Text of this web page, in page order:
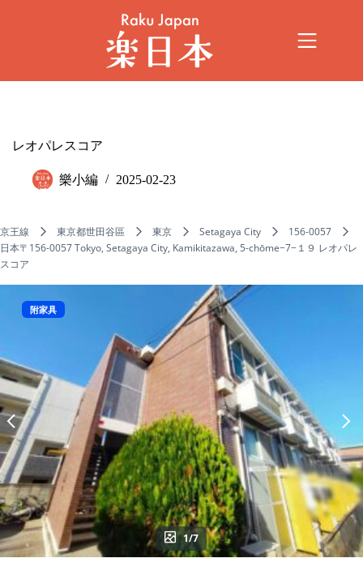
レオパレスコア
樂小編 2025-02-23
京王線 東京都世田谷區 東京 Setagaya City
156-0057
日本〒156-0057 Tokyo, Setagaya City, Kamikitazawa, 5-chōme−7−１９ レオパレ
スコア
附家具
1/7